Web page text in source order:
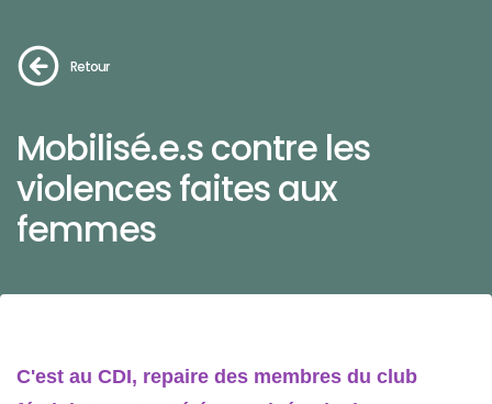
Retour
Mobilisé.e.s contre les
violences faites aux
femmes
C'est au CDI, repaire des membres du club